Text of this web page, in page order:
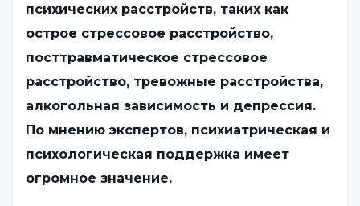
психических расстройств, таких как
острое стрессовое расстройство,
посттравматическое стрессовое
расстройство, тревожные расстройства,
алкогольная зависимость и депрессия.
По мнению экспертов, психиатрическая и
психологическая поддержка имеет
огромное значение.